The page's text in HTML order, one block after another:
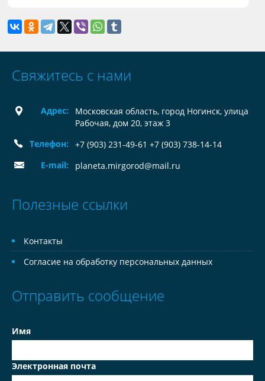
Свяжитесь с нами
Адрес:
Московская область, город Ногинск, улица
Рабочая, дом 20, этаж 3
Телефон:
+7 (903) 231-49-61 +7 (903) 738-14-14
E-mail:
planeta.mirgorod@mail.ru
Полезные ссылки
Контакты
Согласие на обработку персональных данных
Отправить сообщение
Имя
Электронная почта